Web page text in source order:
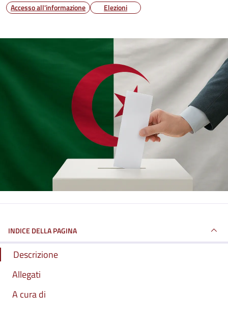
Accesso all'informazione Elezioni
INDICE DELLA PAGINA
Descrizione
Allegati
A cura di